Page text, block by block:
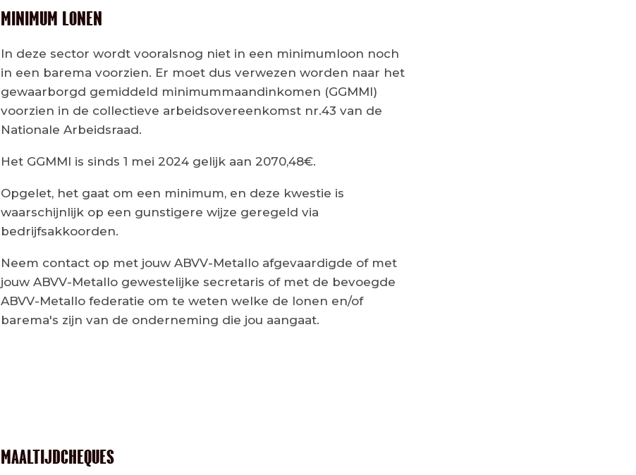
MINIMUM LONEN
In deze sector wordt vooralsnog niet in een minimumloon noch
in een barema voorzien. Er moet dus verwezen worden naar het
gewaarborgd gemiddeld minimummaandinkomen (GGMMI)
voorzien in de collectieve arbeidsovereenkomst nr.43 van de
Nationale Arbeidsraad.
Het GGMMI is sinds 1 mei 2024 gelijk aan 2070,48€.
Opgelet, het gaat om een minimum, en deze kwestie is
waarschijnlijk op een gunstigere wijze geregeld via
bedrijfsakkoorden.
Neem contact op met jouw ABVV-Metallo afgevaardigde of met
jouw ABVV-Metallo gewestelijke secretaris of met de bevoegde
ABVV-Metallo federatie om te weten welke de lonen en/of
barema's zijn van de onderneming die jou aangaat.
MAALTIJDCHEQUES